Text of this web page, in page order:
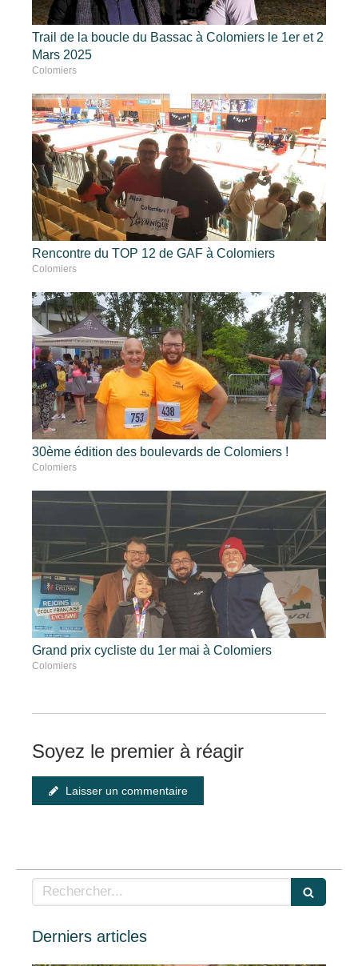
Trail de la boucle du Bassac à Colomiers le 1er et 2
Mars 2025
Colomiers
Rencontre du TOP 12 de GAF à Colomiers
Colomiers
30ème édition des boulevards de Colomiers !
Colomiers
Grand prix cycliste du 1er mai à Colomiers
Colomiers
Soyez le premier à réagir
Laisser un commentaire
Rechercher
Derniers articles